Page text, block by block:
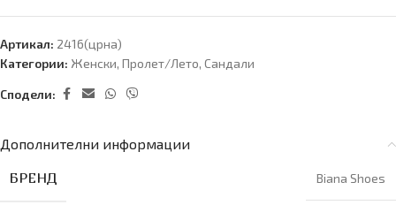
Артикал: 2416(црна)
Категории: Женски, Пролет/Лето, Сандали
Сподели:
Дополнителни информации
БРЕНД Biana Shoes